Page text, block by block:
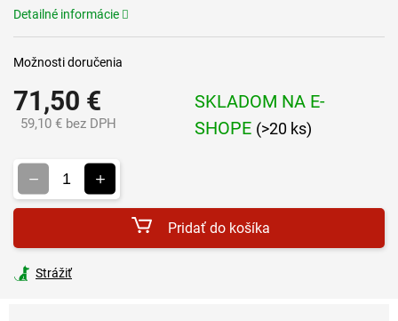
71,50 €
59,10 € bez DPH
SKLADOM NA E-
SHOPE (>20 ks)
Možnosti doručenia
Pridať do košíka
Detailné informácie
Strážiť